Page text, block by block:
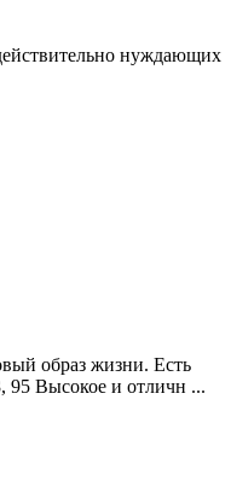
нуждающих
образ жизни. Есть
95 Высокое и отличн ...